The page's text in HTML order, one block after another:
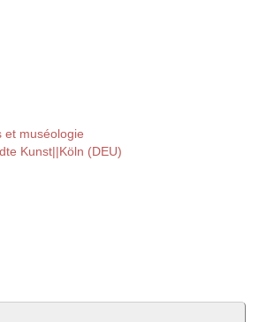
et muséologie
Kunst||Köln (DEU)